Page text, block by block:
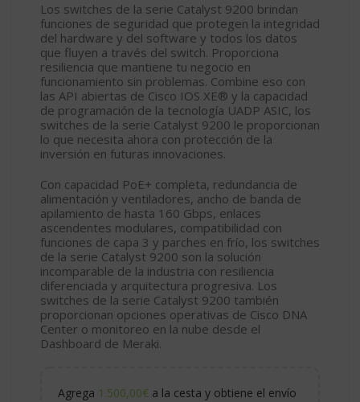
Los switches de la serie Catalyst 9200 brindan
funciones de seguridad que protegen la integridad
del hardware y del software y todos los datos
que fluyen a través del switch. Proporciona
resiliencia que mantiene tu negocio en
funcionamiento sin problemas. Combine eso con
las API abiertas de Cisco IOS XE® y la capacidad
de programación de la tecnología UADP ASIC, los
switches de la serie Catalyst 9200 le proporcionan
lo que necesita ahora con protección de la
inversión en futuras innovaciones.
Con capacidad PoE+ completa, redundancia de
alimentación y ventiladores, ancho de banda de
apilamiento de hasta 160 Gbps, enlaces
ascendentes modulares, compatibilidad con
funciones de capa 3 y parches en frío, los switches
de la serie Catalyst 9200 son la solución
incomparable de la industria con resiliencia
diferenciada y arquitectura progresiva. Los
switches de la serie Catalyst 9200 también
proporcionan opciones operativas de Cisco DNA
Center o monitoreo en la nube desde el
Dashboard de Meraki.
Agrega 1.500,00€ a la cesta y obtiene el envío